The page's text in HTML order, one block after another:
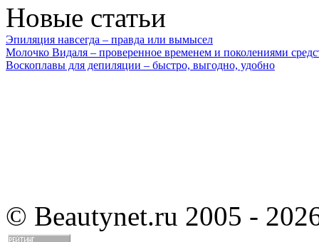
Новые статьи
Эпиляция навсегда – правда или вымысел
Молочко Видаля – проверенное временем и поколениями
Воскоплавы для депиляции – быстро, выгодно, удобно
© Beautynet.ru 2005 -